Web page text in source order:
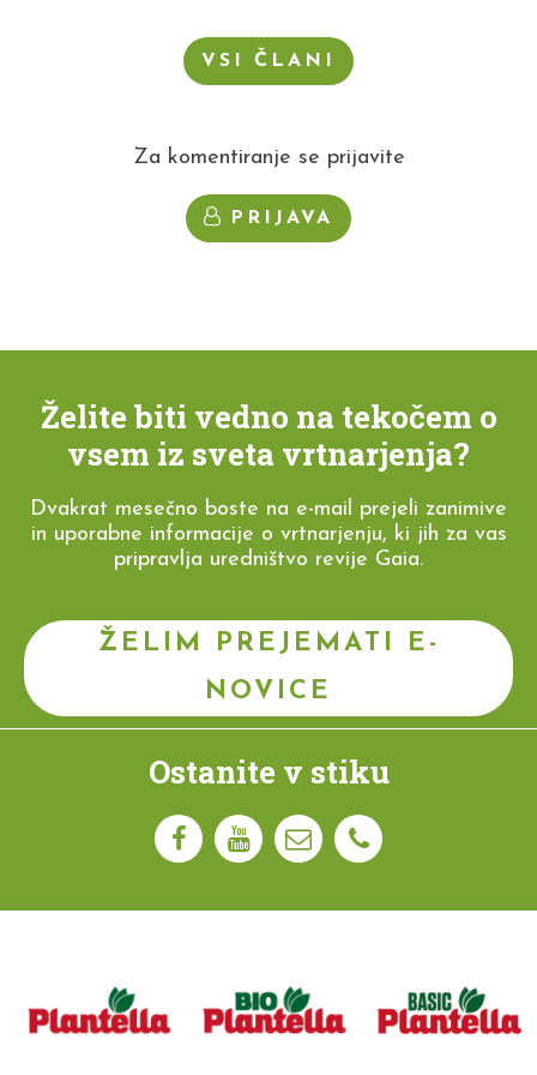
VSI ČLANI
Za komentiranje se prijavite
PRIJAVA
Želite biti vedno na tekočem o
vsem iz sveta vrtnarjenja?
Dvakrat mesečno boste na e-mail prejeli zanimive
in uporabne informacije o vrtnarjenju, ki jih za vas
pripravlja uredništvo revije Gaia.
ŽELIM PREJEMATI E-
NOVICE
Ostanite v stiku